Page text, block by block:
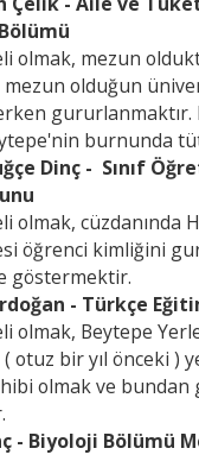
olmak, mezun
olduğun
burnunda
Dinç - Sınıf
olmak, cüzdanında
öğrenci kimliğini
göstermektir.
- Türkçe
olmak, Beytepe
otuz bir yıl önceki )
olmak ve
- Biyoloji Bölümü